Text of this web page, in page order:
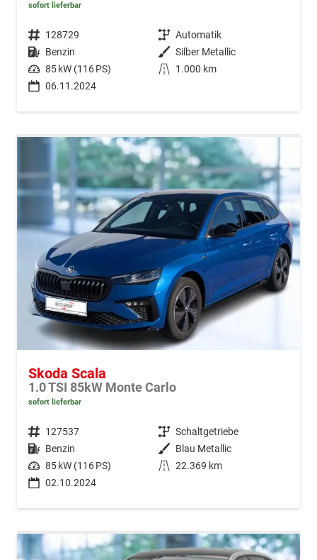
sofort lieferbar
Fahrzeugnr. 128729 Getriebe Automatik
Kraftstoff Benzin Außenfarbe Silber Metallic
Leistung 85 kW (116 PS) Kilometerstand
1.000 km
06.11.2024
Skoda Scala
1.0 TSI 85kW Monte Carlo
sofort lieferbar
Fahrzeugnr. 127537 Getriebe Schaltgetriebe
Kraftstoff Benzin Außenfarbe Blau Metallic
Leistung 85 kW (116 PS) Kilometerstand 22.369 km
02.10.2024